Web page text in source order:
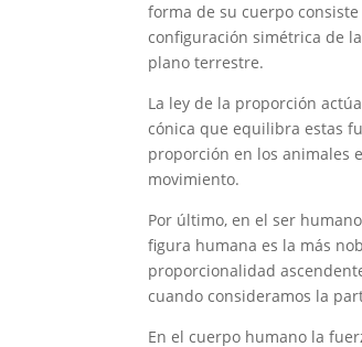
forma de su cuerpo
configuración simétrica de
plano terrestre.
La ley de la proporción
cónica que equilibra estas
proporción en los animales
movimiento.
Por último, en el ser
figura humana es la más
proporcionalidad
cuando consideramos la
En el cuerpo humano la